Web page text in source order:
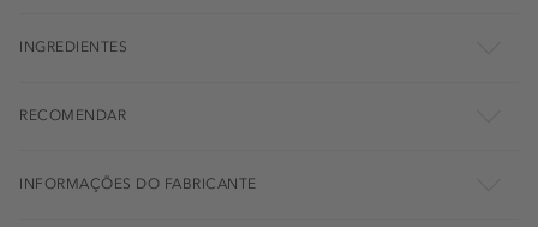
INGREDIENTES
RECOMENDAR
INFORMAÇÕES DO FABRICANTE